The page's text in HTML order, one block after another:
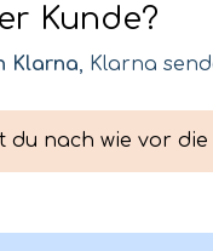
Kunde?
Klarna, Klarna
du nach wie vor